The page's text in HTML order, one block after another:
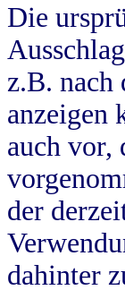
Die
z.B. nach
anzeigen
auch vor,
der
dahinter